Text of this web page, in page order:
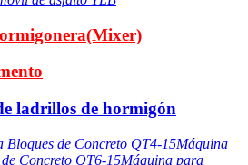
ladrillos de hormigón
Bloques de Concreto QT4-15Máquina
Concreto QT6-15Máquina para